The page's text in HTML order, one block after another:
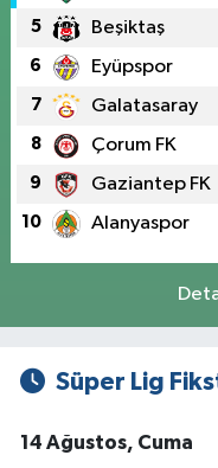
5 Beşiktaş
6 Eyüpspor
7 Galatasaray
8 Çorum FK
9 Gaziantep FK
10 Alanyaspor
Süper Lig
14 Ağustos, Cuma